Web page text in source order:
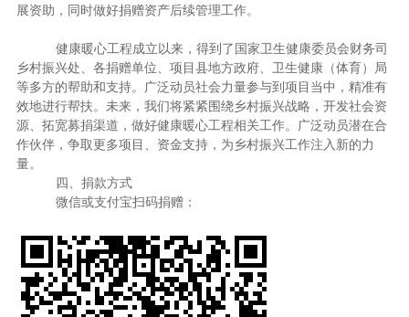
展资助，同时做好捐赠资产后续管理工作。
健康暖心工程成立以来，得到了国家卫生健康委员会财务司
乡村振兴处、各捐赠单位、项目县地方政府、卫生健康（体育）局
等多方的帮助和支持。广泛动员社会力量参与到项目当中，精准有
效地进行帮扶。未来，我们将紧紧围绕乡村振兴战略，开发社会资
源、拓宽募捐渠道，做好健康暖心工程相关工作。广泛动员潜在合
作伙伴，争取更多项目、资金支持，为乡村振兴工作注入新的力
量。
四、捐款方式
微信或支付宝扫码捐赠：